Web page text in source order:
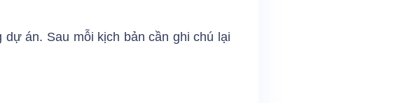
án. Sau mỗi kịch bản cần ghi chú lại